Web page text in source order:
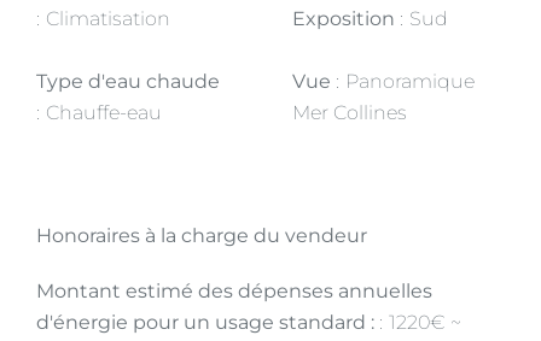
Climatisation
Type d'eau chaude
Chauffe-eau
Exposition Sud
Vue
Panoramique
Mer Collines
Honoraires à la charge du vendeur
Montant estimé des dépenses annuelles
d'énergie pour un usage standard :
1220€ ~